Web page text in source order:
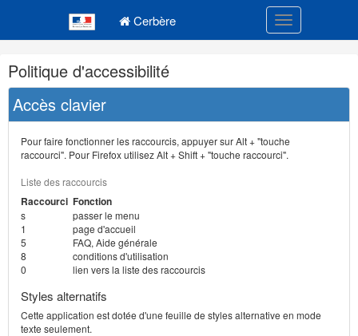
Cerbère Toggle
Navigation
et
outils
annexes
Politique d'accessibilité
Accès clavier
Pour faire fonctionner les raccourcis, appuyer sur Alt + "touche
raccourci". Pour Firefox utilisez Alt + Shift + "touche raccourci".
Liste des raccourcis
Raccourci Fonction
s
passer le menu
1
page d'accueil
5
FAQ, Aide générale
8
conditions d'utilisation
0
lien vers la liste des raccourcis
Styles alternatifs
Cette application est dotée d'une feuille de styles alternative en mode
texte seulement.